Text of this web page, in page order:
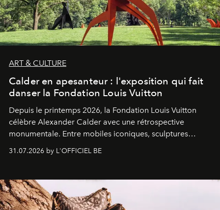
ART & CULTURE
Calder en apesanteur : l'exposition qui fait
danser la Fondation Louis Vuitton
Depuis le printemps 2026, la Fondation Louis Vuitton
célèbre Alexander Calder avec une rétrospective
monumentale. Entre mobiles iconiques, sculptures
monumentales et poésie du mouvement, l'artiste
américain investit les espaces imaginés par Frank Gehry
sculpture.
31.07.2026 by L'OFFICIEL BE